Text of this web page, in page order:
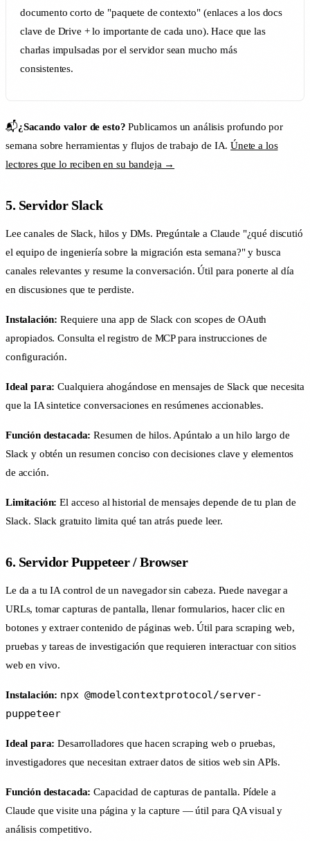
documento corto de "paquete de contexto" (enlaces a los docs
clave de Drive + lo importante de cada uno). Hace que las
charlas impulsadas por el servidor sean mucho más
consistentes.
📬¿Sacando valor de esto? Publicamos un análisis profundo por
semana sobre herramientas y flujos de trabajo de IA.Únete a los
lectores que lo reciben en su bandeja →
5. Servidor Slack
Lee canales de Slack, hilos y DMs. Pregúntale a Claude "¿qué discutió
el equipo de ingeniería sobre la migración esta semana?" y busca
canales relevantes y resume la conversación. Útil para ponerte al día
en discusiones que te perdiste.
Instalación: Requiere una app de Slack con scopes de OAuth
apropiados. Consulta el registro de MCP para instrucciones de
configuración.
Ideal para: Cualquiera ahogándose en mensajes de Slack que necesita
que la IA sintetice conversaciones en resúmenes accionables.
Función destacada: Resumen de hilos. Apúntalo a un hilo largo de
Slack y obtén un resumen conciso con decisiones clave y elementos
de acción.
Limitación: El acceso al historial de mensajes depende de tu plan de
Slack. Slack gratuito limita qué tan atrás puede leer.
6. Servidor Puppeteer / Browser
Le da a tu IA control de un navegador sin cabeza. Puede navegar a
URLs, tomar capturas de pantalla, llenar formularios, hacer clic en
botones y extraer contenido de páginas web. Útil para scraping web,
pruebas y tareas de investigación que requieren interactuar con sitios
web en vivo.
Instalación: npx @modelcontextprotocol/server-
puppeteer
Ideal para: Desarrolladores que hacen scraping web o pruebas,
investigadores que necesitan extraer datos de sitios web sin APIs.
Función destacada: Capacidad de capturas de pantalla. Pídele a
Claude que visite una página y la capture — útil para QA visual y
análisis competitivo.